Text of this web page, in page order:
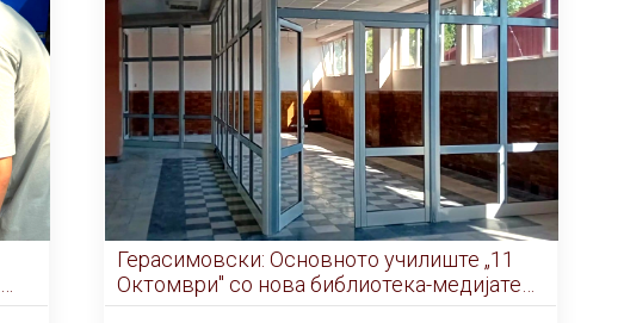
Герасимовски: Основното училиште „11
Октомври" со нова библиотека-медијатека
од септември